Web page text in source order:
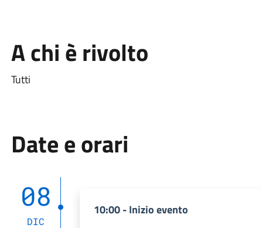
A chi è rivolto
Tutti
Date e orari
08
DIC
10:00 - Inizio evento